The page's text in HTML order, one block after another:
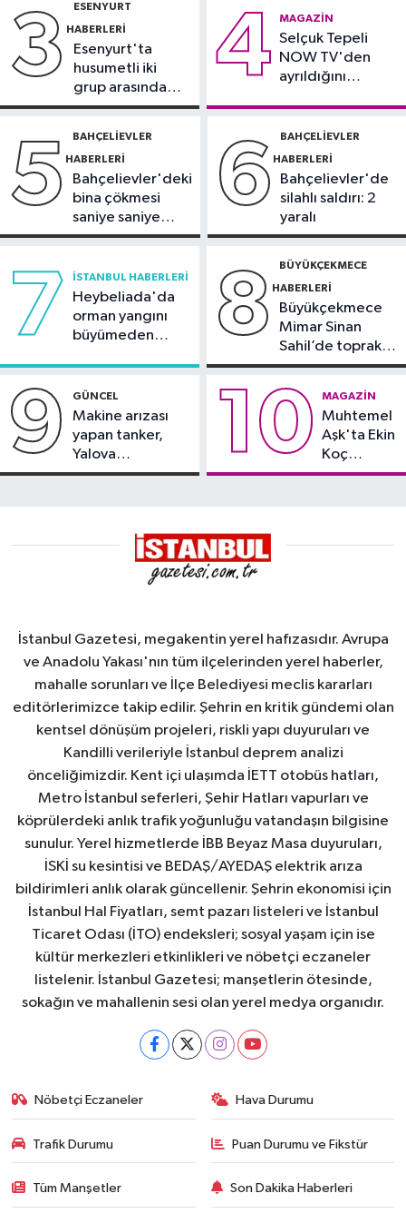
içinden yürüyerek geçiyorlar
bugünden şekilleniyor’
3 ESENYURT
HABERLERI
Esenyurt'ta
husumetli iki
grup arasında
silahlı kavga
4 MAGAZIN
Selçuk Tepeli
NOW TV'den
ayrıldığını
5 BAHÇELIEVLER
HABERLERI
Bahçelievler'deki
bina çökmesi
saniye saniye
görüntülendi
6 BAHÇELIEVLER
HABERLERI
Bahçelievler'de
silahlı saldırı: 2
yaralı
7 İSTANBUL HABERLERI
Heybeliada'da
orman yangını
büyümeden
8 BÜYÜKÇEKMECE
HABERLERI
Büyükçekmece
Mimar Sinan
Sahil’de toprak
kayması
9 GÜNCEL
Makine arızası
yapan tanker,
Yalova
Demirleme
10 MAGAZIN
Muhtemel
Aşk'ta Ekin
Koç
damgası
İstanbul Gazetesi, megakentin yerel hafızasıdır. Avrupa
ve Anadolu Yakası'nın tüm ilçelerinden yerel haberler,
mahalle sorunları ve İlçe Belediyesi meclis kararları
editörlerimizce takip edilir. Şehrin en kritik gündemi olan
kentsel dönüşüm projeleri, riskli yapı duyuruları ve
Kandilli verileriyle İstanbul deprem analizi
önceliğimizdir. Kent içi ulaşımda İETT otobüs hatları,
Metro İstanbul seferleri, Şehir Hatları vapurları ve
köprülerdeki anlık trafik yoğunluğu vatandaşın bilgisine
sunulur. Yerel hizmetlerde İBB Beyaz Masa duyuruları,
İSKİ su kesintisi ve BEDAŞ/AYEDAŞ elektrik arıza
bildirimleri anlık olarak güncellenir. Şehrin ekonomisi için
İstanbul Hal Fiyatları, semt pazarı listeleri ve İstanbul
Ticaret Odası (İTO) endeksleri; sosyal yaşam için ise
kültür merkezleri etkinlikleri ve nöbetçi eczaneler
listelenir. İstanbul Gazetesi; manşetlerin ötesinde,
sokağın ve mahallenin sesi olan yerel medya organıdır.
Nöbetçi Eczaneler Hava Durumu
Trafik Durumu Puan Durumu ve Fikstür
Tüm Manşetler Son Dakika Haberleri